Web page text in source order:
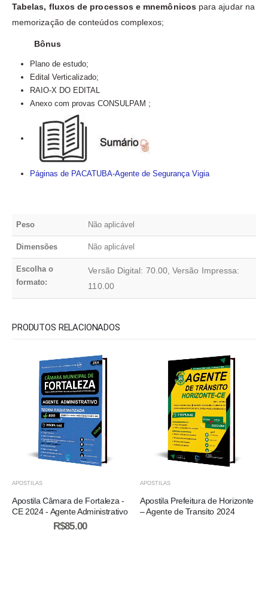
Tabelas, fluxos de processos e mnemônicospara ajudar na
memorização de conteúdos complexos;
Bônus
Plano de estudo;
Edital Verticalizado;
RAIO-X DO EDITAL
Anexo com provas CONSULPAM ;
Páginas de PACATUBA-Agente de Segurança Vigia
Peso Não aplicável
Dimensões Não aplicável
Escolha o
formato:
Versão Digital: 70.00, Versão Impressa:
110.00
PRODUTOS RELACIONADOS
APOSTILAS
Apostila Câmara de Fortaleza -
CE 2024 - Agente Administrativo
R$85.00
APOSTILAS
Apostila Prefeitura de Horizonte
– Agente de Transito 2024